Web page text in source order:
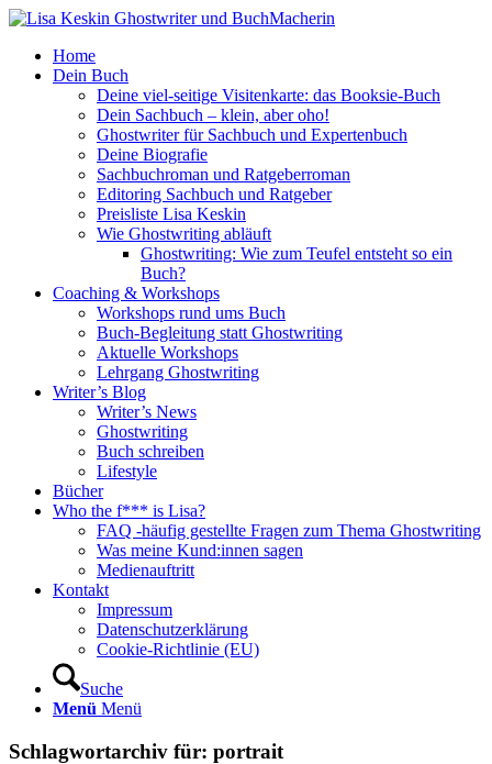
Home
Dein Buch
Deine viel-seitige Visitenkarte: das Booksie-Buch
Dein Sachbuch – klein, aber oho!
Ghostwriter für Sachbuch und Expertenbuch
Deine Biografie
Sachbuchroman und Ratgeberroman
Editoring Sachbuch und Ratgeber
Preisliste Lisa Keskin
Wie Ghostwriting abläuft
Ghostwriting: Wie zum Teufel entsteht so ein
Buch?
Coaching & Workshops
Workshops rund ums Buch
Buch-Begleitung statt Ghostwriting
Aktuelle Workshops
Lehrgang Ghostwriting
Writer’s Blog
Writer’s News
Ghostwriting
Buch schreiben
Lifestyle
Bücher
Who the f*** is Lisa?
FAQ -häufig gestellte Fragen zum Thema Ghostwriting
Was meine Kund:innen sagen
Medienauftritt
Kontakt
Impressum
Datenschutzerklärung
Cookie-Richtlinie (EU)
Suche
Menü Menü
Schlagwortarchiv für: portrait